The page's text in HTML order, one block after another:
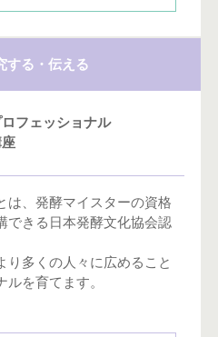
する・伝える
フェッショナル
は、発酵マイスターの資格
できる日本発酵文化協会認
り多くの人々に広めること
を育てます。